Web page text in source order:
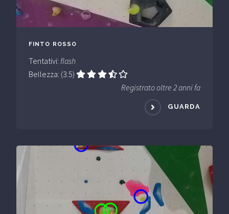
FINTO ROSSO
Tentativi: flash
Bellezza: (3.5)
Registrato oltre 2 anni fa
GUARDA